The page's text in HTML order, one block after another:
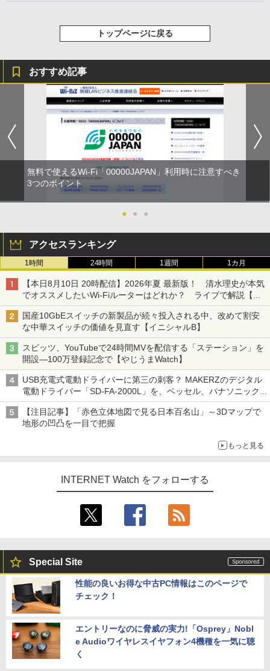
トップページに戻る
おすすめ記事
無料で使えるWi-Fi「00000JAPAN」利用時に注意すべき
3つのポイント
● ● ●
アクセスランキング
1時間 24時間 1週間 1カ月
【本日8月10日 20時配信】2026年夏 最新版！ 清水理史が本気
でオススメしたいWi-Fiルーターはどれか？ ライブで解説【清
水理史の「イニシャルB」チャンネル】
国産10GbEスイッチの新製品が続々投入される中、改めて割安
な中華スイッチの価値を見直す【イニシャルB】
スピッツ、YouTubeで24時間MVを配信する「ステーション」を
開設―100万登録記念で【やじうまWatch】
USB充電式電動ドライバーに第三の刺客？ MAKERZのデジタル
電動ドライバー「SD-FA-2000L」を、ベッセル、パナソニック
と比較してみた記事に注目が集まる【アクセスランキング】
【注目記事】「赤色立体地図で見る日本百名山」～3Dマップで
地形の凹凸を一目で把握
もっと見る
INTERNET Watch をフォローする
Special Site
性能の良いお得な中古PC情報はこのページで
チェック！
エントリーなのに脅威の実力!「Osprey」Nobl
e Audioワイヤレスイヤフォン4機種を一気に聴
く